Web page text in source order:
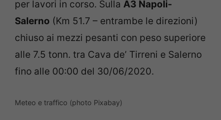
per lavori in corso. Sulla A3 Napoli-
Salerno (Km 51.7 – entrambe le direzioni)
chiuso ai mezzi pesanti con peso superiore
alle 7.5 tonn. tra Cava de’ Tirreni e Salerno
fino alle 00:00 del 30/06/2020.
Meteo e traffico (photo Pixabay)